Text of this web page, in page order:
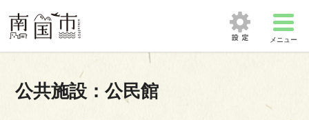
メニュー
公共施設：公民館